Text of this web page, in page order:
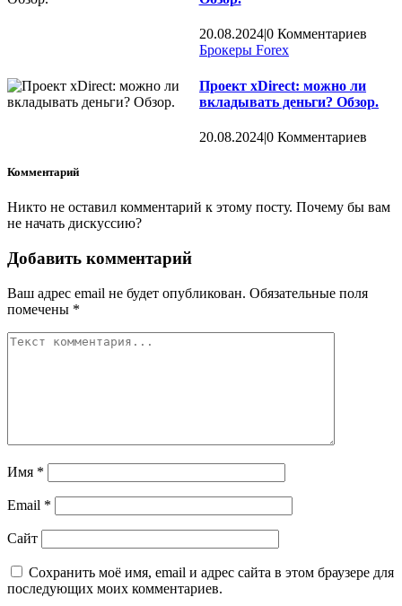
20.08.2024|0 Комментариев
Брокеры Forex
Проект xDirect: можно ли
вкладывать деньги? Обзор.
20.08.2024|0 Комментариев
Комментарий
Никто не оставил комментарий к этому посту. Почему бы вам
не начать дискуссию?
Добавить комментарий
Ваш адрес email не будет опубликован. Обязательные поля
помечены *
Имя *
Email *
Сайт
Сохранить моё имя, email и адрес сайта в этом браузере для
последующих моих комментариев.